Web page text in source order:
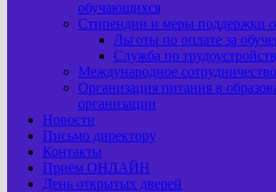
обучающихся
Стипендии и меры поддержки
Льготы по оплате за
Служба по
Международное сотрудничество
Организация питания в
организации
Новости
Письмо директору
Контакты
Приём ОНЛАЙН
День открытых дверей